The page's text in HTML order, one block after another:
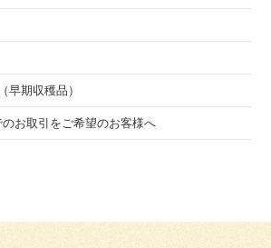
早期収穫品）
お取引をご希望のお客様へ